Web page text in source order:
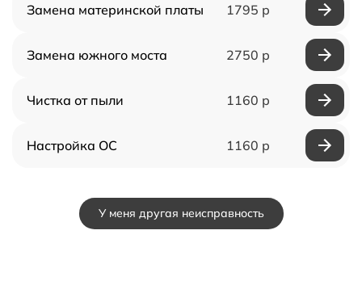
Замена материнской платы 1795 р
Замена южного моста 2750 р
Чистка от пыли 1160 р
Настройка ОС 1160 р
У меня другая неисправность